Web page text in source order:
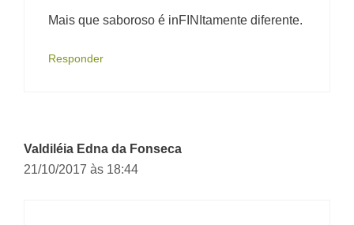
Mais que saboroso é inFINItamente diferente.
Responder
Valdiléia Edna da Fonseca
21/10/2017 às 18:44